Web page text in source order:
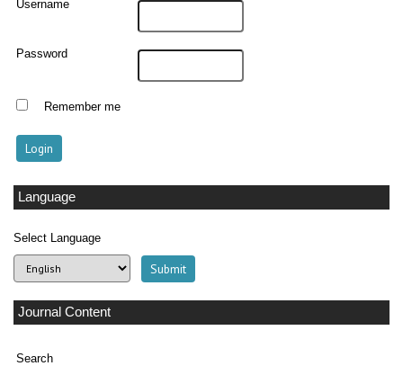
Username
Password
Remember me
Language
Select Language
Journal Content
Search